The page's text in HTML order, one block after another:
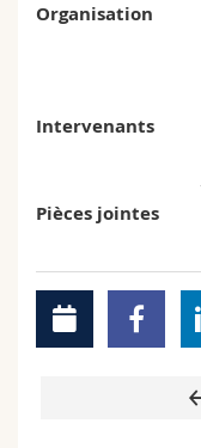
Organisation
Intervenants
Pièces jointes